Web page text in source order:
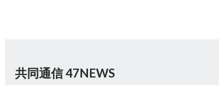
共同通信 47NEWS